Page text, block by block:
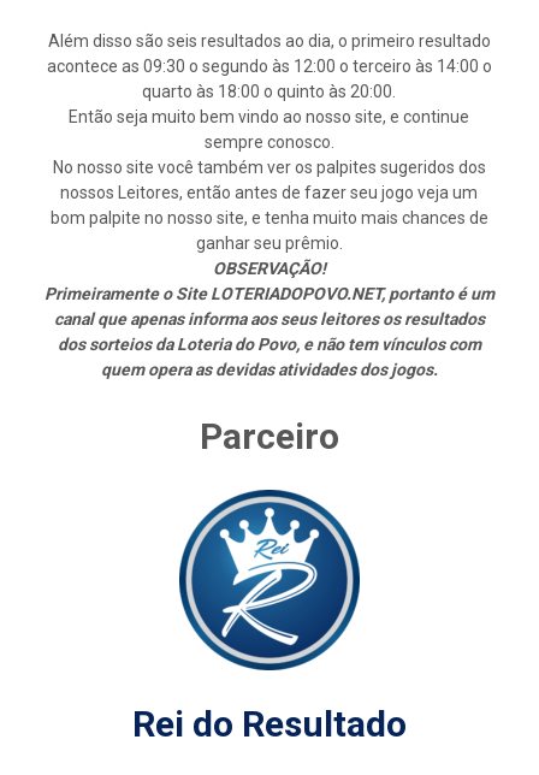
Além disso são seis resultados ao dia, o primeiro resultado
acontece as 09:30 o segundo às 12:00 o terceiro às 14:00 o
quarto às 18:00 o quinto às 20:00.
Então seja muito bem vindo ao nosso site, e continue
sempre conosco.
No nosso site você também ver os palpites sugeridos dos
nossos Leitores, então antes de fazer seu jogo veja um
bom palpite no nosso site, e tenha muito mais chances de
ganhar seu prêmio.
OBSERVAÇÃO!
Primeiramente o Site LOTERIADOPOVO.NET, portanto é um
canal que apenas informa aos seus leitores os resultados
dos sorteios da Loteria do Povo, e não tem vínculos com
quem opera as devidas atividades dos jogos.
Parceiro
Rei do Resultado